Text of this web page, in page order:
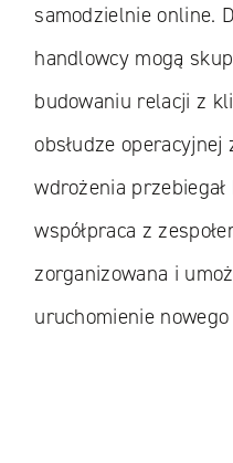
samodzielnie online.
handlowcy mogą
budowaniu relacji z
obsłudze
wdrożenia
współpraca z
zorganizowana i
uruchomienie